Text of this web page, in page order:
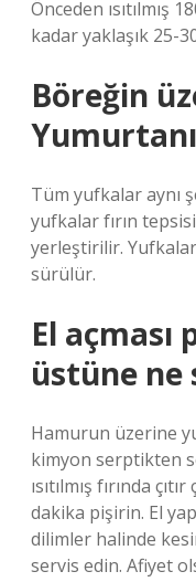
Önceden ısıtılmış
kadar yaklaşık 25-
Böreğin
Tüm yufkalar aynı
yufkalar fırın
yerleştirilir.
sürülür.
El
üstüne ne
Hamurun üzerine
kimyon serptikten
ısıtılmış fırında
dakika pişirin. El
dilimler halinde
servis edin. Afiyet